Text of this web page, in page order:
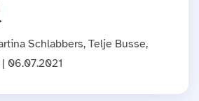
Schlabbers, Telje Busse,
06.07.2021